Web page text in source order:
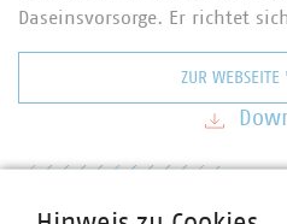
Daseinsvorsorge. Er richtet
ZUR